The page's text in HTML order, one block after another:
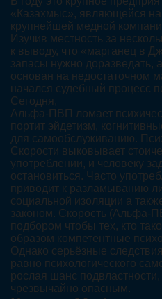
«Казахмыс», являющейся
крупнейшей медной
Изучив местность за
к выводу, что «марганец в
запасы нужно доразведать,
основан на недостаточном
начался судебный процесс
Сегодня,
Альфа-ПВП ломает
портит эйдетизм,
для самообслуживанию.
Скорости выковывает
употреблении, и человеку
остановиться. Часто
приводит к разламыванию
социальной изоляции а
законом. Скорость (Альфа-
подбором чтобы тех, кто
образом компетентные
Однако серьёзные
равно психологического
рослая шанс
чрезвычайно опасным.